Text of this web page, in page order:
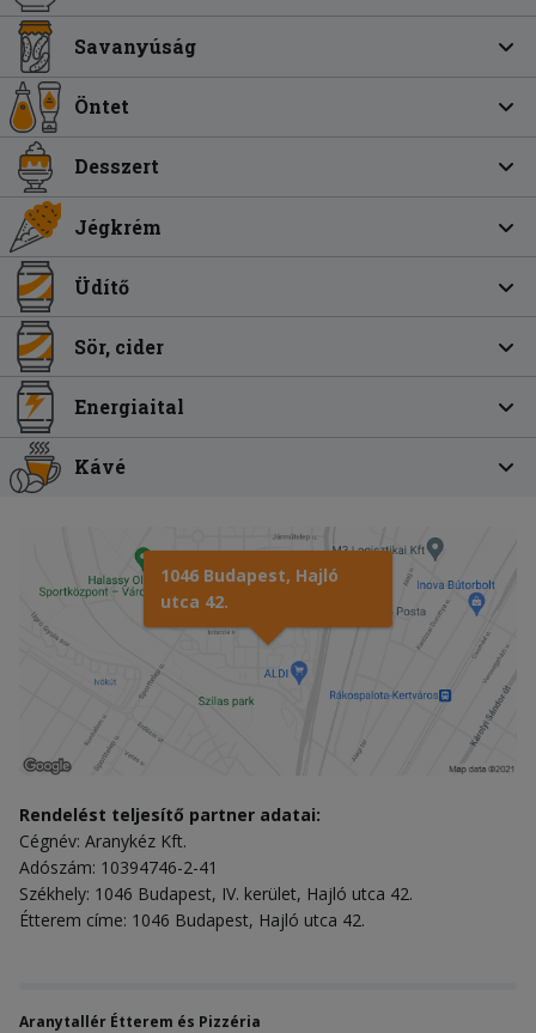
Savanyúság
Öntet
Desszert
Jégkrém
Üdítő
Sör, cider
Energiaital
Kávé
1046 Budapest, Hajló
utca 42.
Rendelést teljesítő partner adatai:
Cégnév: Aranykéz Kft.
Adószám: 10394746-2-41
Székhely: 1046 Budapest, IV. kerület, Hajló utca 42.
Étterem címe: 1046 Budapest, Hajló utca 42.
Aranytallér Étterem és Pizzéria